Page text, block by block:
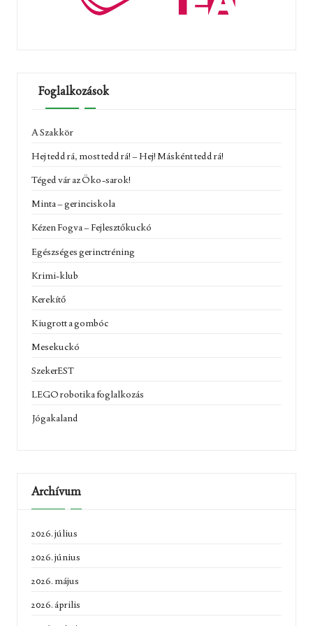
Foglalkozások
A Szakkör
Hej tedd rá, most tedd rá! – Hej! Másként tedd rá!
Téged vár az Öko-sarok!
Minta – gerinciskola
Kézen Fogva – Fejlesztőkuckó
Egészséges gerinctréning
Krimi-klub
Kerekítő
Kiugrott a gombóc
Mesekuckó
SzekerEST
LEGO robotika foglalkozás
Jógakaland
Archívum
2026. július
2026. június
2026. május
2026. április